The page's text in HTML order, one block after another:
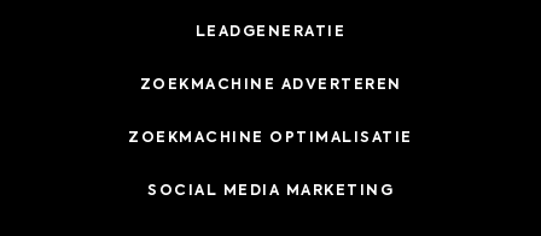
LEADGENERATIE
ZOEKMACHINE ADVERTEREN
ZOEKMACHINE OPTIMALISATIE
SOCIAL MEDIA MARKETING